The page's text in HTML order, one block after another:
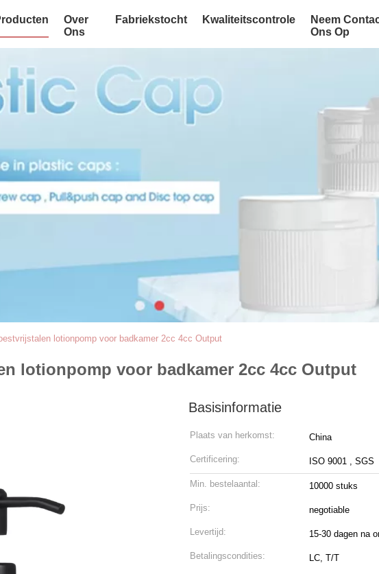
Over
Ons
Fabriekstocht Kwaliteitscontrole
Neem
Ons Op
lotionpomp voor badkamer 2cc 4cc Output
lotionpomp voor badkamer 2cc 4cc Output
Basisinformatie
Plaats van herkomst: China
Certificering: ISO 9001 , SGS
Min. bestelaantal: 10000 stuks
Prijs: negotiable
Levertijd: 15-30 dagen na
Betalingscondities: LC, T/T